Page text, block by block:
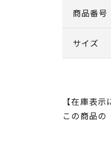
商品番号
サイズ
【在庫表示
この商品の